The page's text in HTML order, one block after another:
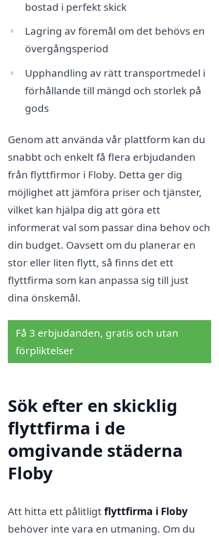
bostad i perfekt skick
Lagring av föremål om det behövs en
övergångsperiod
Upphandling av rätt transportmedel i
förhållande till mängd och storlek på
gods
Genom att använda vår plattform kan du
snabbt och enkelt få flera erbjudanden
från flyttfirmor i Floby. Detta ger dig
möjlighet att jämföra priser och tjänster,
vilket kan hjälpa dig att göra ett
informerat val som passar dina behov och
din budget. Oavsett om du planerar en
stor eller liten flytt, så finns det ett
flyttfirma som kan anpassa sig till just
dina önskemål.
Få 3 erbjudanden, gratis och utan
förpliktelser
Sök efter en skicklig
flyttfirma i de
omgivande städerna
Floby
Att hitta ett pålitligt flyttfirma i Floby
behöver inte vara en utmaning. Om du